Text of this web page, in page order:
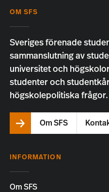
OM SFS
Sveriges förenade
sammanslutning av
universitet och
studenter och
högskolepolitiska frågor.
Om SFS
INFORMATION
Om SFS